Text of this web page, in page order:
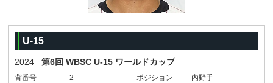
U-15
2024 第6回 WBSC U-15 ワールドカップ
背番号 2 ポジション
内野手